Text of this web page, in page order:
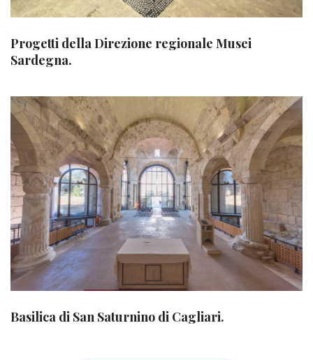
Progetti della Direzione regionale Musei
Sardegna.
Basilica di San Saturnino di Cagliari.